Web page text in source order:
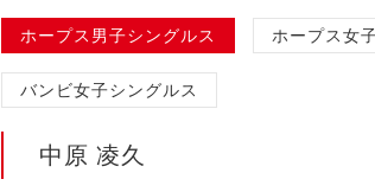
強化スタッフ
委員会
事業計画・事業報告
審判員ネームプレート制作
申込
ホープス男子シングルス ホープス女
バンビ女子シングルス
中原 凌久